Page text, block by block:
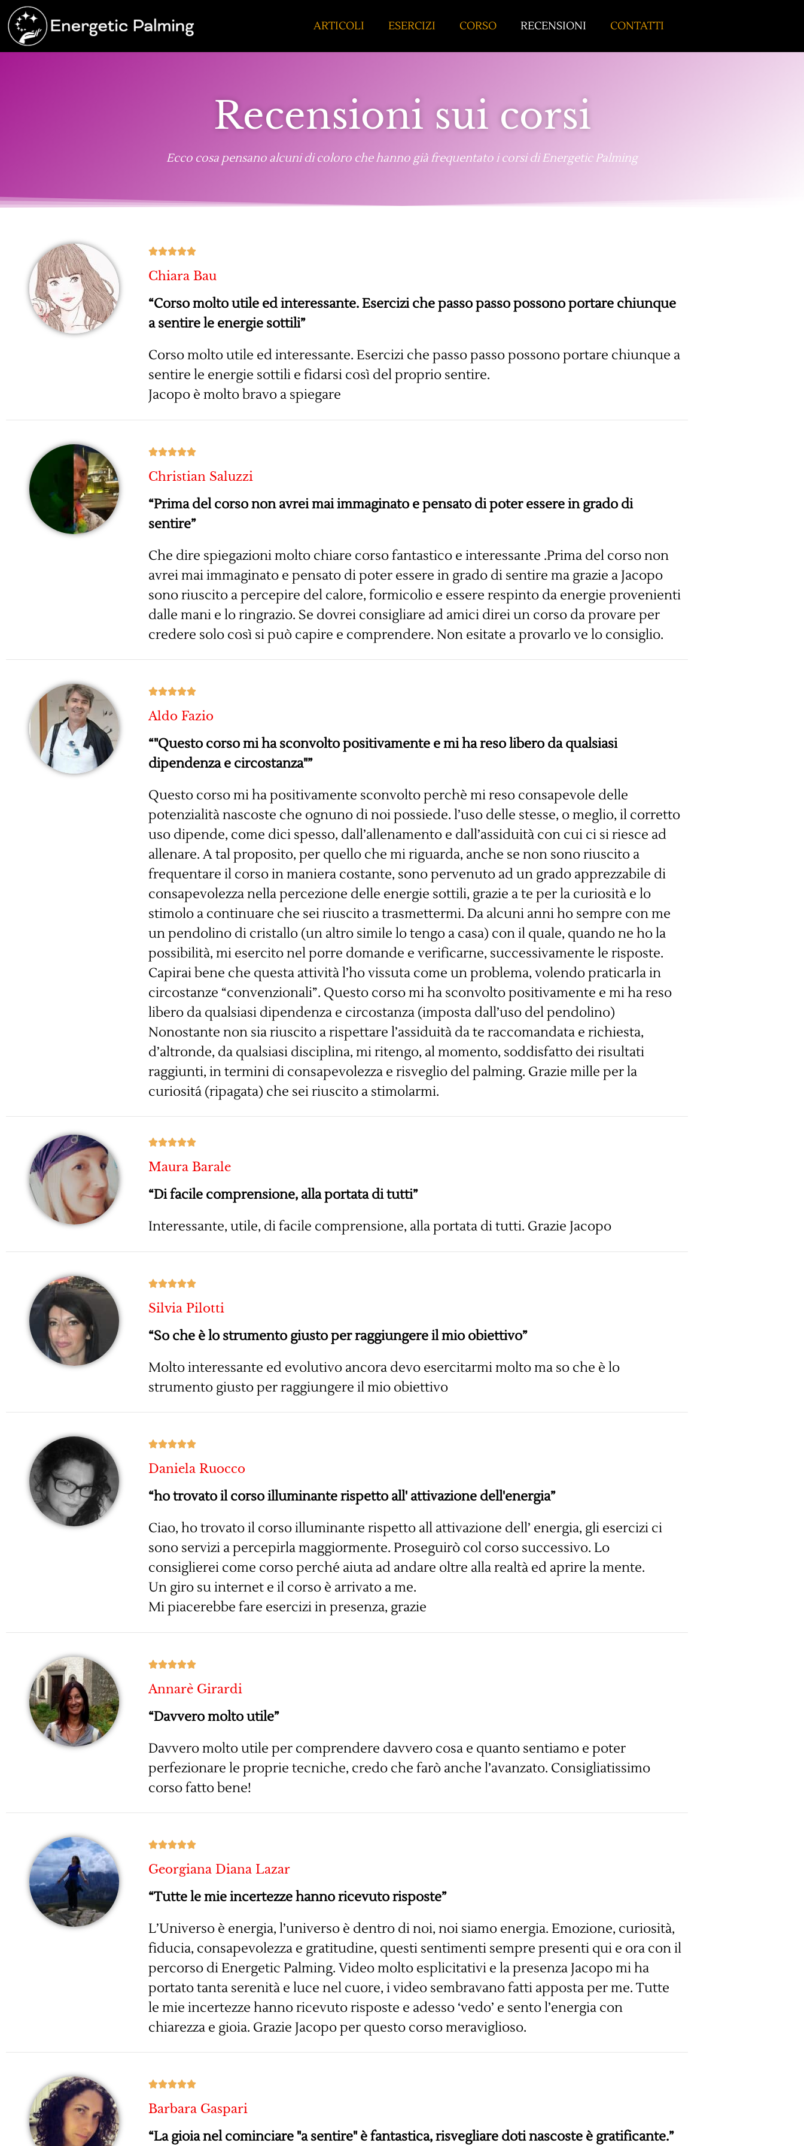
ARTICOLI ESERCIZI CORSO RECENSIONI CONTATTI
Recensioni sui corsi
Ecco cosa pensano alcuni di coloro che hanno già frequentato i corsi di Energetic Palming

Chiara Bau
“Corso molto utile ed interessante. Esercizi che passo passo possono portare chiunque
a sentire le energie sottili”
Corso molto utile ed interessante. Esercizi che passo passo possono portare chiunque a
sentire le energie sottili e fidarsi così del proprio sentire.
Jacopo è molto bravo a spiegare

Christian Saluzzi
“Prima del corso non avrei mai immaginato e pensato di poter essere in grado di
sentire”
Che dire spiegazioni molto chiare corso fantastico e interessante .Prima del corso non
avrei mai immaginato e pensato di poter essere in grado di sentire ma grazie a Jacopo
sono riuscito a percepire del calore, formicolio e essere respinto da energie provenienti
dalle mani e lo ringrazio. Se dovrei consigliare ad amici direi un corso da provare per
credere solo così si può capire e comprendere. Non esitate a provarlo ve lo consiglio.

Aldo Fazio
“"Questo corso mi ha sconvolto positivamente e mi ha reso libero da qualsiasi
dipendenza e circostanza"”
Questo corso mi ha positivamente sconvolto perchè mi reso consapevole delle
potenzialità nascoste che ognuno di noi possiede. l’uso delle stesse, o meglio, il corretto
uso dipende, come dici spesso, dall’allenamento e dall’assiduità con cui ci si riesce ad
allenare. A tal proposito, per quello che mi riguarda, anche se non sono riuscito a
frequentare il corso in maniera costante, sono pervenuto ad un grado apprezzabile di
consapevolezza nella percezione delle energie sottili, grazie a te per la curiosità e lo
stimolo a continuare che sei riuscito a trasmettermi. Da alcuni anni ho sempre con me
un pendolino di cristallo (un altro simile lo tengo a casa) con il quale, quando ne ho la
possibilità, mi esercito nel porre domande e verificarne, successivamente le risposte.
Capirai bene che questa attività l’ho vissuta come un problema, volendo praticarla in
circostanze “convenzionali”. Questo corso mi ha sconvolto positivamente e mi ha reso
libero da qualsiasi dipendenza e circostanza (imposta dall’uso del pendolino)
Nonostante non sia riuscito a rispettare l’assiduità da te raccomandata e richiesta,
d’altronde, da qualsiasi disciplina, mi ritengo, al momento, soddisfatto dei risultati
raggiunti, in termini di consapevolezza e risveglio del palming. Grazie mille per la
curiositá (ripagata) che sei riuscito a stimolarmi.

Maura Barale
“Di facile comprensione, alla portata di tutti”
Interessante, utile, di facile comprensione, alla portata di tutti. Grazie Jacopo

Silvia Pilotti
“So che è lo strumento giusto per raggiungere il mio obiettivo”
Molto interessante ed evolutivo ancora devo esercitarmi molto ma so che è lo
strumento giusto per raggiungere il mio obiettivo

Daniela Ruocco
“ho trovato il corso illuminante rispetto all' attivazione dell'energia”
Ciao, ho trovato il corso illuminante rispetto all attivazione dell’ energia, gli esercizi ci
sono servizi a percepirla maggiormente. Proseguirò col corso successivo. Lo
consiglierei come corso perché aiuta ad andare oltre alla realtà ed aprire la mente.
Un giro su internet e il corso è arrivato a me.
Mi piacerebbe fare esercizi in presenza, grazie

Annarè Girardi
“Davvero molto utile”
Davvero molto utile per comprendere davvero cosa e quanto sentiamo e poter
perfezionare le proprie tecniche, credo che farò anche l’avanzato. Consigliatissimo
corso fatto bene!

Georgiana Diana Lazar
“Tutte le mie incertezze hanno ricevuto risposte”
L’Universo è energia, l’universo è dentro di noi, noi siamo energia. Emozione, curiosità,
fiducia, consapevolezza e gratitudine, questi sentimenti sempre presenti qui e ora con il
percorso di Energetic Palming. Video molto esplicitativi e la presenza Jacopo mi ha
portato tanta serenità e luce nel cuore, i video sembravano fatti apposta per me. Tutte
le mie incertezze hanno ricevuto risposte e adesso ‘vedo’ e sento l’energia con
chiarezza e gioia. Grazie Jacopo per questo corso meraviglioso.

Barbara Gaspari
“La gioia nel cominciare "a sentire" è fantastica, risvegliare doti nascoste è gratificante.”